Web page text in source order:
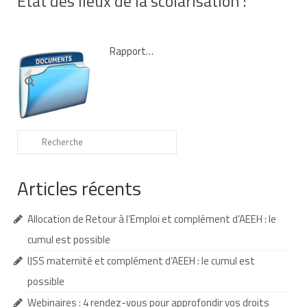
Que faire en cas d’absence de l’AESH ?
Redoublement et commission d’appel
Recours
Jurisprudence
Nos cafés des parents
Soutenir TouPI
Adhérer
Faire un don à TouPI
Rapport…
Articles récents
Allocation de Retour à l’Emploi et complément d’AEEH : le
cumul est possible
IJSS maternité et complément d’AEEH : le cumul est
possible
Webinaires : 4 rendez-vous pour approfondir vos droits